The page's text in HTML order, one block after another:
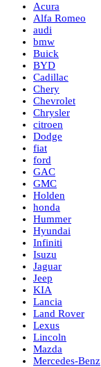
Acura
Alfa Romeo
audi
bmw
Buick
BYD
Cadillac
Chery
Chevrolet
Chrysler
citroen
Dodge
fiat
ford
GAC
GMC
Holden
honda
Hummer
Hyundai
Infiniti
Isuzu
Jaguar
Jeep
KIA
Lancia
Land Rover
Lexus
Lincoln
Mazda
Mercedes-Benz